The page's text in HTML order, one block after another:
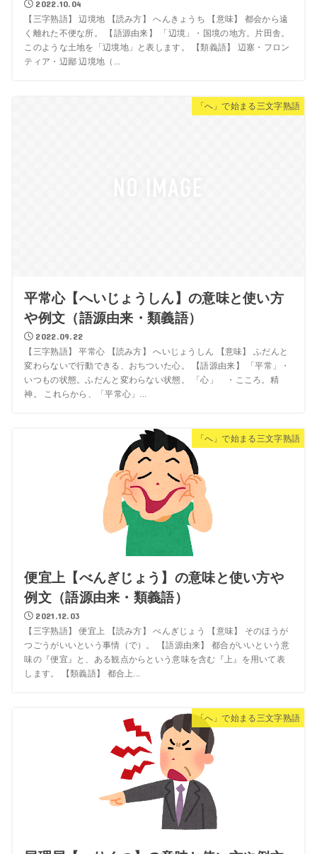
2022.10.04
【三字熟語】 辺境地 【読み方】 へんきょうち 【意味】 都会から遠
く離れた不便な所。 【語源由来】 「辺境」・国境の地方。片田舎。
このような土地を「辺境地」と表します。 【類義語】 辺塞・フロン
ティア・辺鄙 辺境地（...
「へ」で始まる三文字熟語
平常心【へいじょうしん】の意味と使い方
や例文（語源由来・類義語）
2022.09.22
【三字熟語】 平常心 【読み方】 へいじょうしん 【意味】 ふだんと
変わらないで行動できる、おちついた心。 【語源由来】 「平常」・
いつもの状態。ふだんと変わらない状態。 「心」 ・こころ。精
神。 これらから、「平常心」...
「へ」で始まる三文字熟語
便宜上【べんぎじょう】の意味と使い方や
例文（語源由来・類義語）
2021.12.03
【三字熟語】 便宜上 【読み方】 べんぎじょう 【意味】 そのほうが
つごうがいいという事情（で）。 【語源由来】 都合がいいという意
味の『便宜』と、ある観点からという意味を含む『上』を用いて表
します。 【類義語】 都合上...
「へ」で始まる三文字熟語